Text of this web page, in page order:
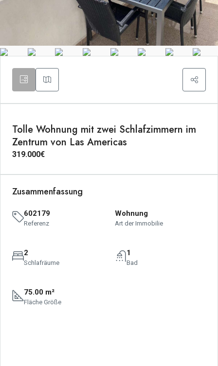
Tolle Wohnung mit zwei Schlafzimmern im
Zentrum von Las Americas
319.000€
Zusammenfassung
602179
Referenz
Wohnung
Art der Immobilie
2
Schlafräume
1
Bad
75.00 m²
Fläche Größe